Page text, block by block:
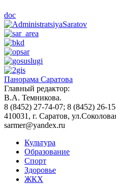
doc
Панорама Саратова
Главный редактор:
В.А. Темникова.
8 (8452) 27-74-07; 8 (8452) 26-
410031, г. Саратов,
sarmer@yandex.ru
Культура
Образование
Спорт
Здоровье
ЖКХ